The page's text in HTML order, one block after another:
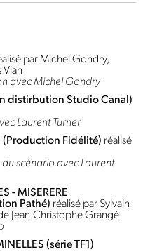
par Michel Gondry,
Vian
avec Michel Gondry
distirbution Studio Canal)
Laurent Turner
(Production Fidélité) réalisé
scénario avec Laurent
- MISERERE
Pathé) réalisé par Sylvain
Jean-Christophe Grangé
(série TF1)